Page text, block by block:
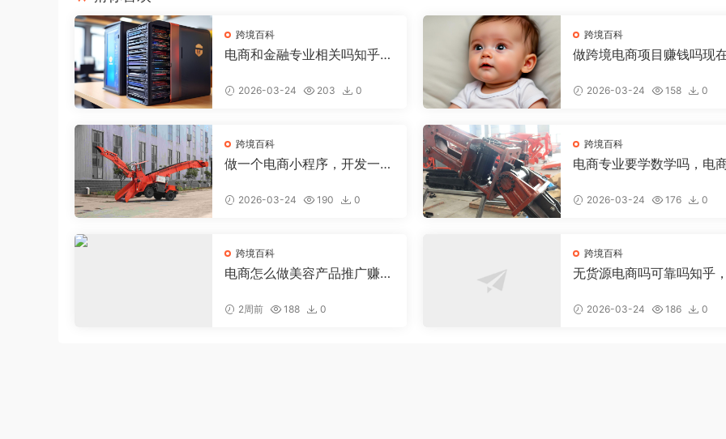
跨境百科
电商和金融专业相关吗知乎，
2026-03-24 203 0
跨境百科
做跨境电商项目赚钱吗现
2026-03-24 158 0
跨境百科
做一个电商小程序，开发一个
2026-03-24 190 0
跨境百科
电商专业要学数学吗，电
2026-03-24 176 0
跨境百科
电商怎么做美容产品推广赚
2周前 188 0
跨境百科
无货源电商吗可靠吗知乎
2026-03-24 186 0